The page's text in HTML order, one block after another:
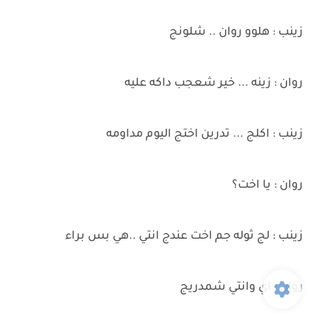
زينب : هلوو روان .. شلونج
روان : زينه ... خير شعجب داكه عليه
زينب : اكلج ... تدرين اختج اليوم مداومه
روان : يا اخت؟
زينب : لج ثوله جم اخت عندج انتي ..هي بس براء
روان : اي وانتي شمدريج